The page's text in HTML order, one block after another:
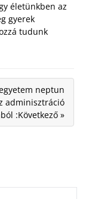
életünkben az
gyerek
tudunk
neptun
adminisztráció
:Következő »